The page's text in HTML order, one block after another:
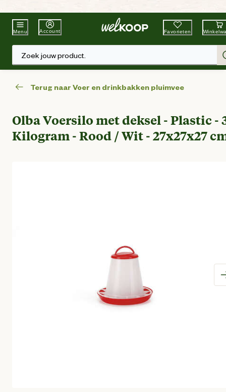
Beste WinkelketenTuin & Dier
Menu Account Favorieten
Zoek jouw product.
Terug naar Voer en drinkbakken pluimvee
Olba Voersilo met deksel - Plastic -
Kilogram - Rood / Wit - 27x27x27